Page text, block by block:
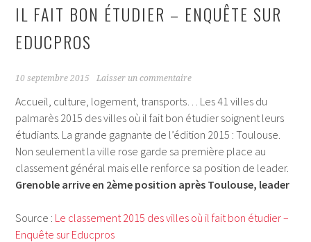
IL FAIT BON ÉTUDIER – ENQUÊTE SUR
EDUCPROS
10 septembre 2015 Laisser un commentaire
Accueil, culture, logement, transports… Les 41 villes du
palmarès 2015 des villes où il fait bon étudier soignent leurs
étudiants. La grande gagnante de l’édition 2015 : Toulouse.
Non seulement la ville rose garde sa première place au
classement général mais elle renforce sa position de leader.
Grenoble arrive en 2ème position après Toulouse, leader
Source : Le classement 2015 des villes où il fait bon étudier –
Enquête sur Educpros